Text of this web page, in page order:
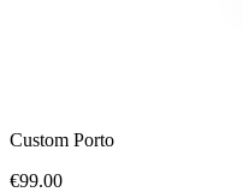
Custom Porto
€99.00